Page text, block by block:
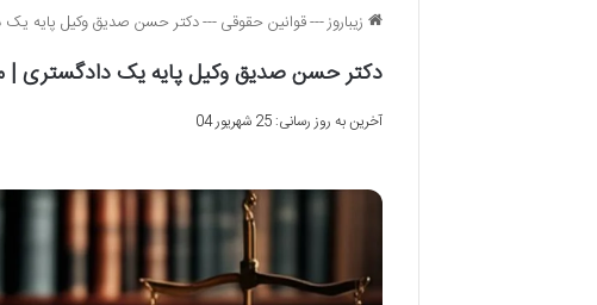
زیباروز---قوانین حقوقی ---دکتر حسن صدیق وکیل پایه
دکتر حسن صدیق وکیل پایه یک دادگستری
آخرین به روز رسانی: 25 شهریور 04